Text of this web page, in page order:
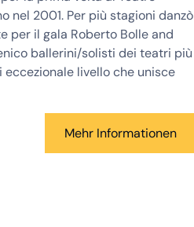
nel 2001. Per più stagioni danzò
per il gala Roberto Bolle and
ballerini/solisti dei teatri più
livello che unisce
Mehr Informationen